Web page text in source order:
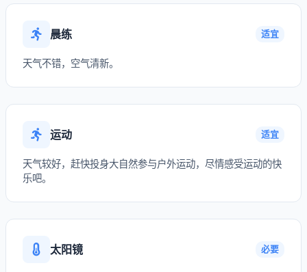
晨练 适宜
天气不错，空气清新。
运动 适宜
天气较好，赶快投身大自然参与户外运动，尽情感受运动的快
乐吧。
太阳镜 必要